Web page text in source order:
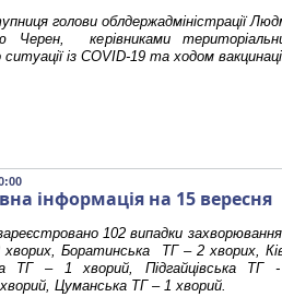
голови облдержадміністрації
Черен, керівниками
із COVID-19 та ходом
інформація на 15 вересня
102 випадки
Боратинська ТГ – 2 хворих,
ТГ – 1 хворий, Підгайцівська
Цуманська ТГ – 1 хворий.